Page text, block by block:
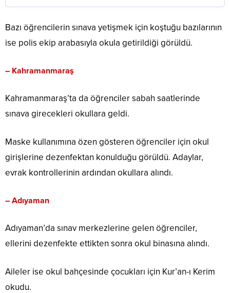
Bazı öğrencilerin sınava yetişmek için koştuğu bazılarının
ise polis ekip arabasıyla okula getirildiği görüldü.
– Kahramanmaraş
Kahramanmaraş’ta da öğrenciler sabah saatlerinde
sınava girecekleri okullara geldi.
Maske kullanımına özen gösteren öğrenciler için okul
girişlerine dezenfektan konulduğu görüldü. Adaylar,
evrak kontrollerinin ardından okullara alındı.
– Adıyaman
Adıyaman’da sınav merkezlerine gelen öğrenciler,
ellerini dezenfekte ettikten sonra okul binasına alındı.
Aileler ise okul bahçesinde çocukları için Kur’an-ı Kerim
okudu.